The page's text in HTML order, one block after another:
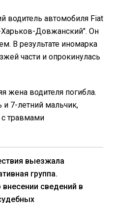
водитель автомобиля Fiat
Харьков-Довжанский". Он
В результате иномарка
части и опрокинулась
жена водителя погибла.
и 7-летний мальчик,
травмами
выезжала
группа.
сведений в